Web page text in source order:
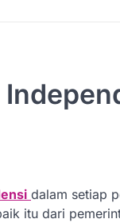
dalam setiap
itu dari